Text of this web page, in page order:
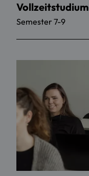
Vollzeitstudium
Semester 7-9